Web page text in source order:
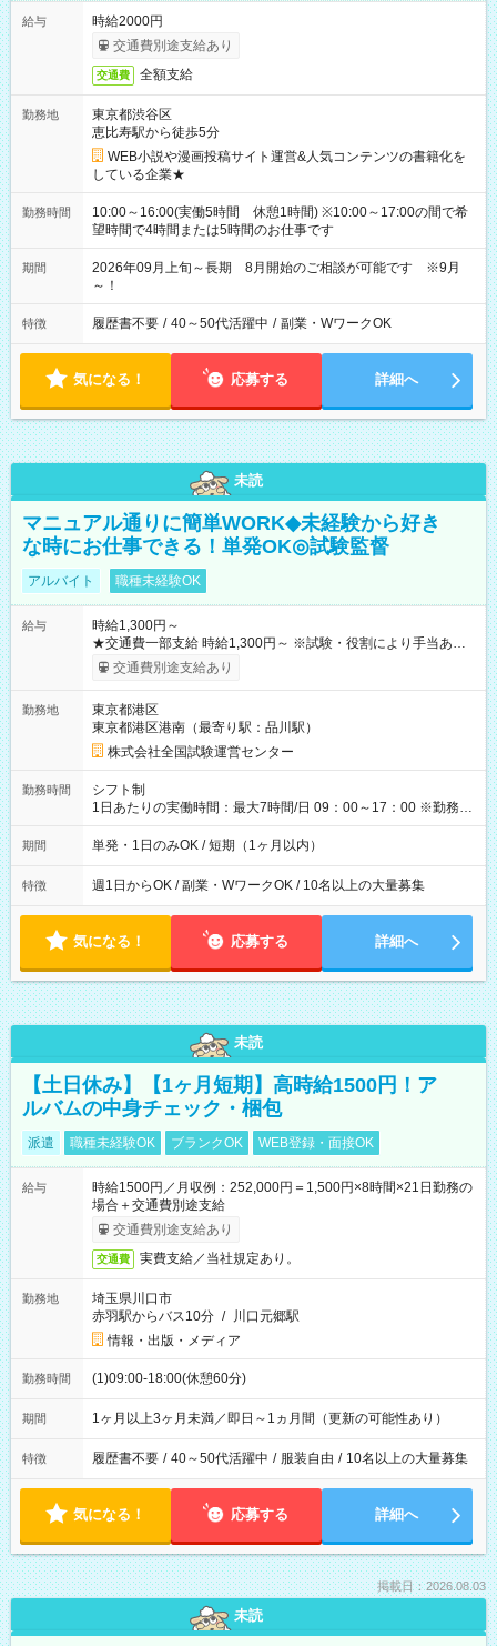
給与
時給2000円
交通費別途支給あり
交通費 全額支給
勤務地
東京都渋谷区
恵比寿駅から徒歩5分
WEB小説や漫画投稿サイト運営&人気コンテンツの書籍化を
している企業★
勤務時間
10:00～16:00(実働5時間 休憩1時間) ※10:00～17:00の間で希
望時間で4時間または5時間のお仕事です
期間
2026年09月上旬～長期 8月開始のご相談が可能です ※9月
～！
特徴 履歴書不要 / 40～50代活躍中 / 副業・WワークOK
気になる！ 応募する 詳細へ
未読
マニュアル通りに簡単WORK◆未経験から好き
な時にお仕事できる！単発OK◎試験監督
アルバイト 職種未経験OK
給与
時給1,300円～
★交通費一部支給 時給1,300円～ ※試験・役割により手当あり
※勤務回数により昇給あり 【即給（前払い）オプションあ
り！】 希望される場合、勤務から1週間ほどで給与の一部を受け
例】 ・河合塾模擬試験 8:30～17:30（休憩1時間） 時給1,300円
×8時間＝日収10,400円＋交通費 ※当日の役割により時給＋100
円の場合あり ・国家試験 7:00～13:30（休憩なし） 時給1,300
円（役割手当＋100円）×6時間＝日収8,400円＋交通費 【試用期
間】試用期間なし
交通費別途支給あり
勤務地
東京都港区
東京都港区港南（最寄り駅：品川駅）
株式会社全国試験運営センター
勤務時間
シフト制
1日あたりの実働時間：最大7時間/日 09：00～17：00 ※勤務時
間は 試験により異なります。
期間 単発・1日のみOK / 短期（1ヶ月以内）
特徴 週1日からOK / 副業・WワークOK / 10名以上の大量募集
気になる！ 応募する 詳細へ
未読
【土日休み】【1ヶ月短期】高時給1500円！ア
ルバムの中身チェック・梱包
派遣 職種未経験OK ブランクOK WEB登録・面接OK
給与
時給1500円／月収例：252,000円＝1,500円×8時間×21日勤務の
場合＋交通費別途支給
交通費別途支給あり
交通費 実費支給／当社規定あり。
勤務地
埼玉県川口市
赤羽駅からバス10分 / 川口元郷駅
情報・出版・メディア
勤務時間 (1)09:00-18:00(休憩60分)
期間 1ヶ月以上3ヶ月未満／即日～1ヵ月間（更新の可能性あり）
特徴 履歴書不要 / 40～50代活躍中 / 服装自由 / 10名以上の大量募集
気になる！ 応募する 詳細へ
掲載日：2026.08.03
未読